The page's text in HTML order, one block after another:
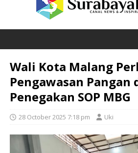
Wali Kota Malang
Pengawasan Pangan
Penegakan SOP MBG
28 October 2025 7:18 pm Uki